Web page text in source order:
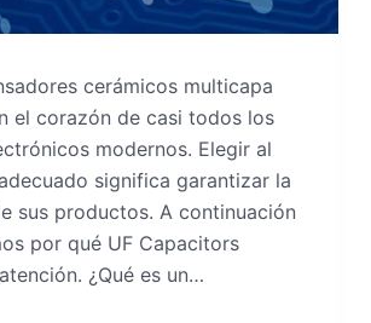
cerámicos multicapa
el corazón de casi todos los
modernos. Elegir al
significa garantizar la
sus productos. A continuación
por qué UF Capacitors
¿Qué es un…